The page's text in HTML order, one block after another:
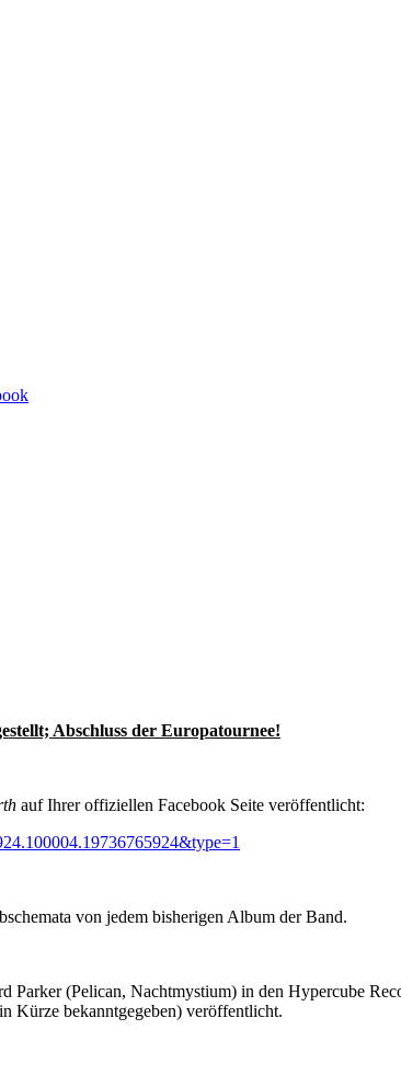
Abschluss der Europatournee!
auf Ihrer offiziellen Facebook Seite veröffentlicht:
von jedem bisherigen Album der Band.
Parker (Pelican, Nachtmystium) in den Hypercube
Kürze bekanntgegeben) veröffentlicht.